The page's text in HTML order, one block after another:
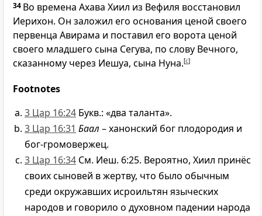
34 Во времена Ахава Хиил из Вефиля восстановил
Иерихон. Он заложил его основания ценой своего
первенца Авирама и поставил его ворота ценой
своего младшего сына Сегува, по слову Вечного,
сказанному через Иешуа, сына Нуна.[c]
Footnotes
3 Цар 16:24 Букв.: «два таланта».
3 Цар 16:31 Баал – ханонский бог плодородия и
бог-громовержец.
3 Цар 16:34 См. Иеш. 6:25. Вероятно, Хиил принёс
своих сыновей в жертву, что было обычным
среди окружавших исроильтян языческих
народов и говорило о духовном падении народа